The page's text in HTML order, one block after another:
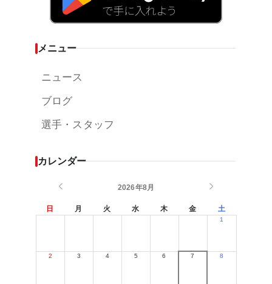
メニュー
ニュース
ブログ
選手・スタッフ
カレンダー
2026年8月
日 月 火 水 木 金 土
1
2 3 4 5 6 7 8